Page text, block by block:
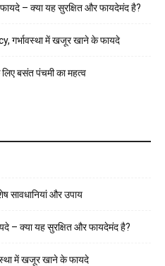
– क्या यह सुरक्षित और फायदेमंद है?
गर्भावस्था में खजूर खाने के फायदे
लिए बसंत पंचमी का महत्व
सावधानियां और उपाय
– क्या यह सुरक्षित और फायदेमंद है?
में खजूर खाने के फायदे